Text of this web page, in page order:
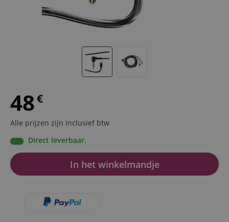
48€
Alle prijzen zijn inclusief btw
Direct leverbaar.
In het winkelmandje